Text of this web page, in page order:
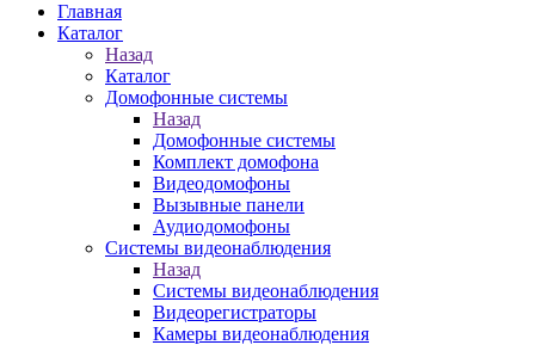
Главная
Каталог
Назад
Каталог
Домофонные системы
Назад
Домофонные системы
Комплект домофона
Видеодомофоны
Вызывные панели
Аудиодомофоны
Системы видеонаблюдения
Назад
Системы видеонаблюдения
Видеорегистраторы
Камеры видеонаблюдения